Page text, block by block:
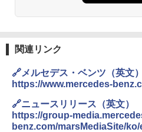
関連リンク
🔗メルセデス・ベンツ（英文）
https://www.mercedes-
🔗ニュースリリース（英文）
https://group-
benz.com/marsMediaSite/ko/